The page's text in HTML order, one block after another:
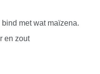
met wat maïzena.
en zout